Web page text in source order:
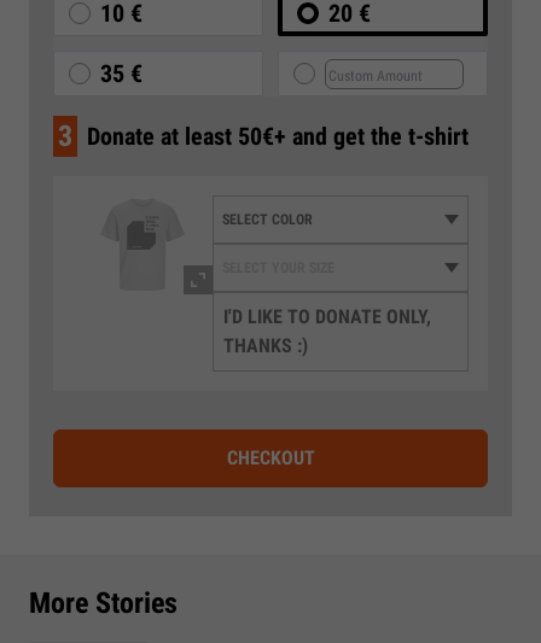
10 € 20 €
35 €
3 Donate at least 50€+ and get the t-shirt
I'D LIKE TO DONATE ONLY,
THANKS :)
CHECKOUT
More Stories